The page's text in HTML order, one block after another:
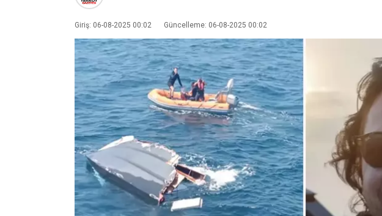
Giriş: 06-08-2025 00:02 Güncelleme: 06-08-2025 00:02